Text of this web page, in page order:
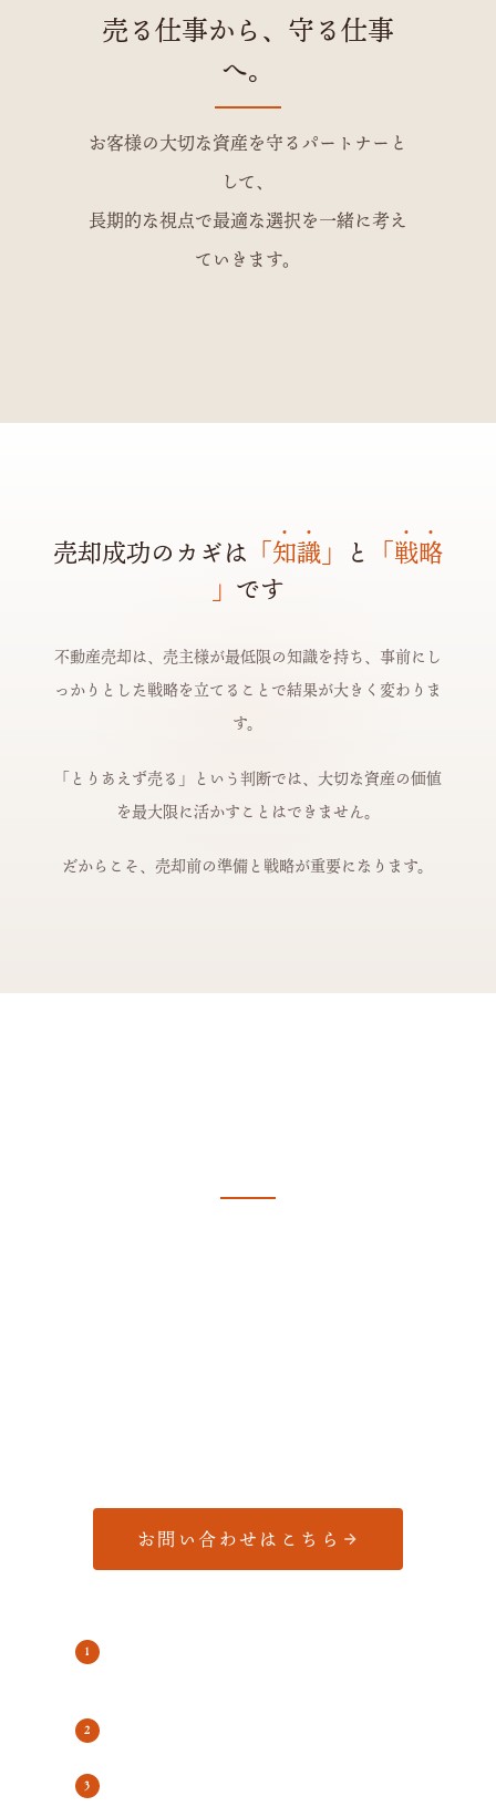
売る仕事から、守る仕事
へ。
お客様の大切な資産を守るパートナーと
して、
長期的な視点で最適な選択を一緒に考え
ていきます。
売却成功のカギは 「知識」 と 「戦略
」 です
不動産売却は、売主様が最低限の知識を持ち、事前にし
っかりとした戦略を立てることで結果が大きく変わりま
す。
「とりあえず売る」という判断では、大切な資産の価値
を最大限に活かすことはできません。
だからこそ、売却前の準備と戦略が重要になります。
お問い合わせはこちら